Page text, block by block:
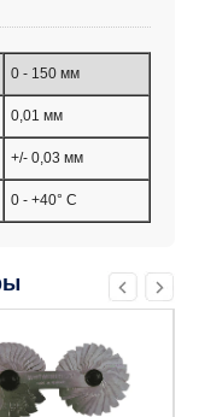
0 - 150 мм
0,01 мм
+/- 0,03 мм
0 - +40° C